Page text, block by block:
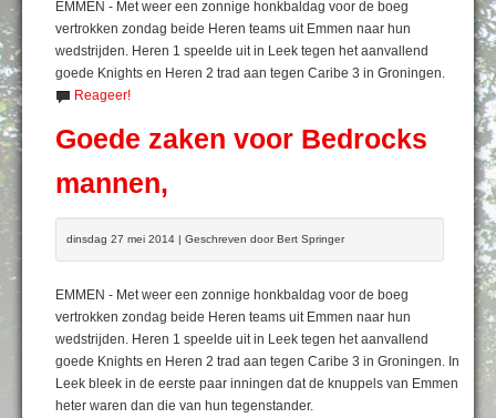
EMMEN - Met weer een zonnige honkbaldag voor de boeg
vertrokken zondag beide Heren teams uit Emmen naar hun
wedstrijden. Heren 1 speelde uit in Leek tegen het aanvallend
goede Knights en Heren 2 trad aan tegen Caribe 3 in Groningen.
Reageer!
Goede zaken voor Bedrocks
mannen,
dinsdag 27 mei 2014 | Geschreven door Bert Springer
EMMEN - Met weer een zonnige honkbaldag voor de boeg
vertrokken zondag beide Heren teams uit Emmen naar hun
wedstrijden. Heren 1 speelde uit in Leek tegen het aanvallend
goede Knights en Heren 2 trad aan tegen Caribe 3 in Groningen. In
Leek bleek in de eerste paar inningen dat de knuppels van Emmen
heter waren dan die van hun tegenstander.